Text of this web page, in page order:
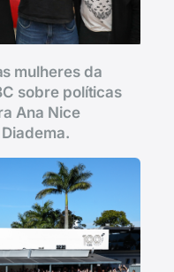
mulheres da
sobre políticas
Ana Nice